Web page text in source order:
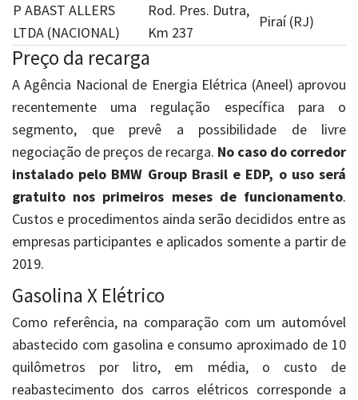
P ABAST ALLERS
LTDA (NACIONAL)
Rod. Pres. Dutra,
Km 237
Piraí (RJ)
Preço da recarga
A Agência Nacional de Energia Elétrica (Aneel) aprovou
recentemente uma regulação específica para o
segmento, que prevê a possibilidade de livre
negociação de preços de recarga. No caso do corredor
instalado pelo BMW Group Brasil e EDP, o uso será
gratuito nos primeiros meses de funcionamento.
Custos e procedimentos ainda serão decididos entre as
empresas participantes e aplicados somente a partir de
2019.
Gasolina X Elétrico
Como referência, na comparação com um automóvel
abastecido com gasolina e consumo aproximado de 10
quilômetros por litro, em média, o custo de
reabastecimento dos carros elétricos corresponde a